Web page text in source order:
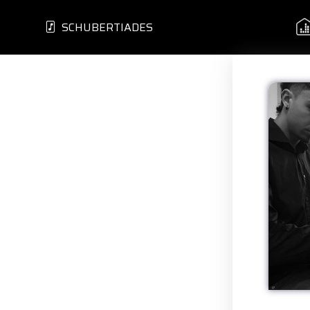
SCHUBERTIADES